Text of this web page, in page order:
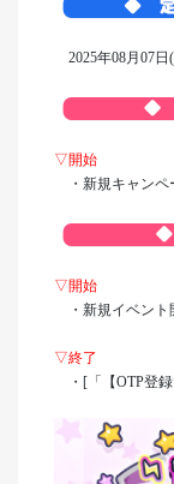
2025年08月07
▽開始
・新規キャンペ
▽開始
・新規イベント
▽終了
・[「【OTP登録